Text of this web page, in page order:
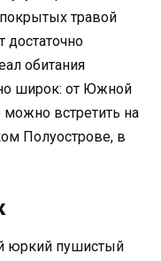
травой
достаточно
обитания
широк: от Южной
встретить на
Полуострове, в
юркий пушистый